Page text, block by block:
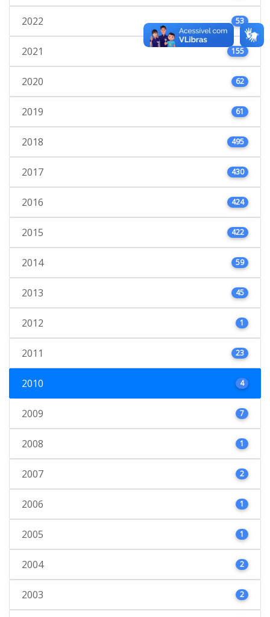
2022 53
2021 155
2020 62
2019 61
2018 495
2017 430
2016 424
2015 422
2014 59
2013 45
2012 1
2011 23
2010 4
2009 7
2008 1
2007 2
2006 1
2005 1
2004 2
2003 2